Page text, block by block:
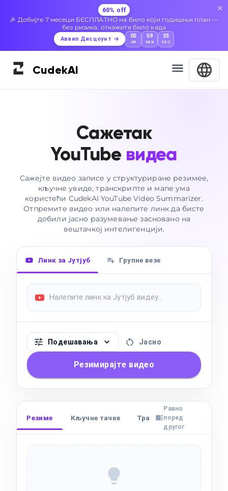
60% off
🎉 Добијте 7 месеци БЕСПЛАТНО на било који годишњи план —
без ризика, откажите било када
Аваил Дисцоунт 05
HR
59
MIN
34
SEC
CudekAI
Сажетак
YouTube видеа
Сажејте видео записе у структуриране резимее,
кључне увиде, транскрипте и мапе ума
користећи CudekAI YouTube Video Summarizer.
Отпремите видео или налепите линк да бисте
добили јасно разумевање засновано на
вештачкој интелигенцији.
Линк за Јутјуб Групне везе
Подешавања Јасно
Резимирајте видео
Резиме Кључне тачке Транскрипт
Равно
поред
другог